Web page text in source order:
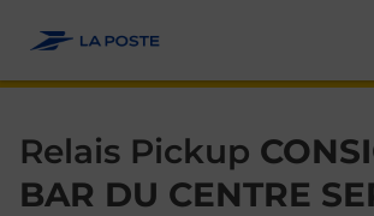
Relais Pickup
BAR DU CENTRE